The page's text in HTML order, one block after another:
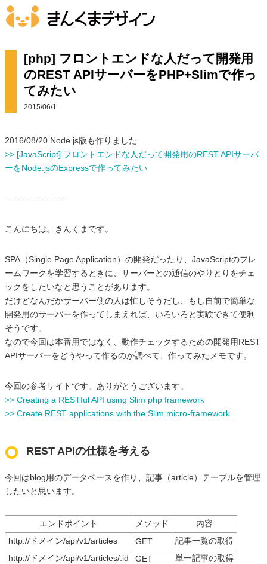
[php] フロントエンドな人だって開発用
のREST APIサーバーをPHP+Slimで作っ
てみたい
2015/06/1
2016/08/20 Node.js版も作りました
>> [JavaScript] フロントエンドな人だって開発用のREST APIサーバ
ーをNode.jsのExpressで作ってみたい
=============
こんにちは。きんくまです。
SPA（Single Page Application）の開発だったり、JavaScriptのフレ
ームワークを学習するときに、サーバーとの通信のやりとりをチェ
ックをしたいなと思うことがあります。
だけどなんだかサーバー側の人は忙しそうだし、もし自前で簡単な
開発用のサーバーを作ってしまえれば、いろいろと実験できて便利
そうです。
なので今回は本番用ではなく、動作チェックするための開発用REST
APIサーバーをどうやって作るのか調べて、作ってみたメモです。
今回の参考サイトです。ありがとうございます。
>> Creating a RESTful API using Slim php framework
>> Create REST applications with the Slim micro-framework
REST APIの仕様を考える
今回はblog用のデータベースを作り、記事（article）テーブルを管理
したいと思います。
エンドポイント メソッド
内容
http://ドメイン/api/v1/articles
GET
記事一覧の取得
http://ドメイン/api/v1/articles/:id
GET
単一記事の取得